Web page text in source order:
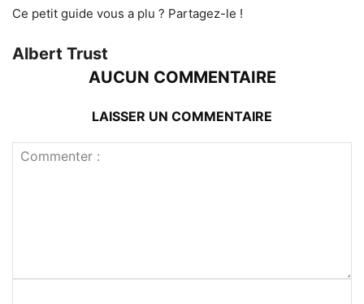
Ce petit guide vous a plu ? Partagez-le !
Albert Trust
AUCUN COMMENTAIRE
LAISSER UN COMMENTAIRE